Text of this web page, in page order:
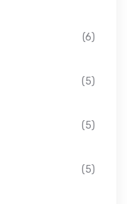
(6)
(5)
(5)
(5)